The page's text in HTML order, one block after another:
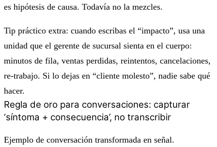
es hipótesis de causa. Todavía no la mezcles.
Tip práctico extra: cuando escribas el “impacto”, usa una
unidad que el gerente de sucursal sienta en el cuerpo:
minutos de fila, ventas perdidas, reintentos, cancelaciones,
re-trabajo. Si lo dejas en “cliente molesto”, nadie sabe qué
hacer.
Regla de oro para conversaciones: capturar
‘síntoma + consecuencia’, no transcribir
Ejemplo de conversación transformada en señal.